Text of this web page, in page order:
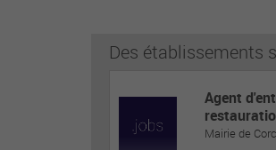
Des établissements
Agent
Mairie de